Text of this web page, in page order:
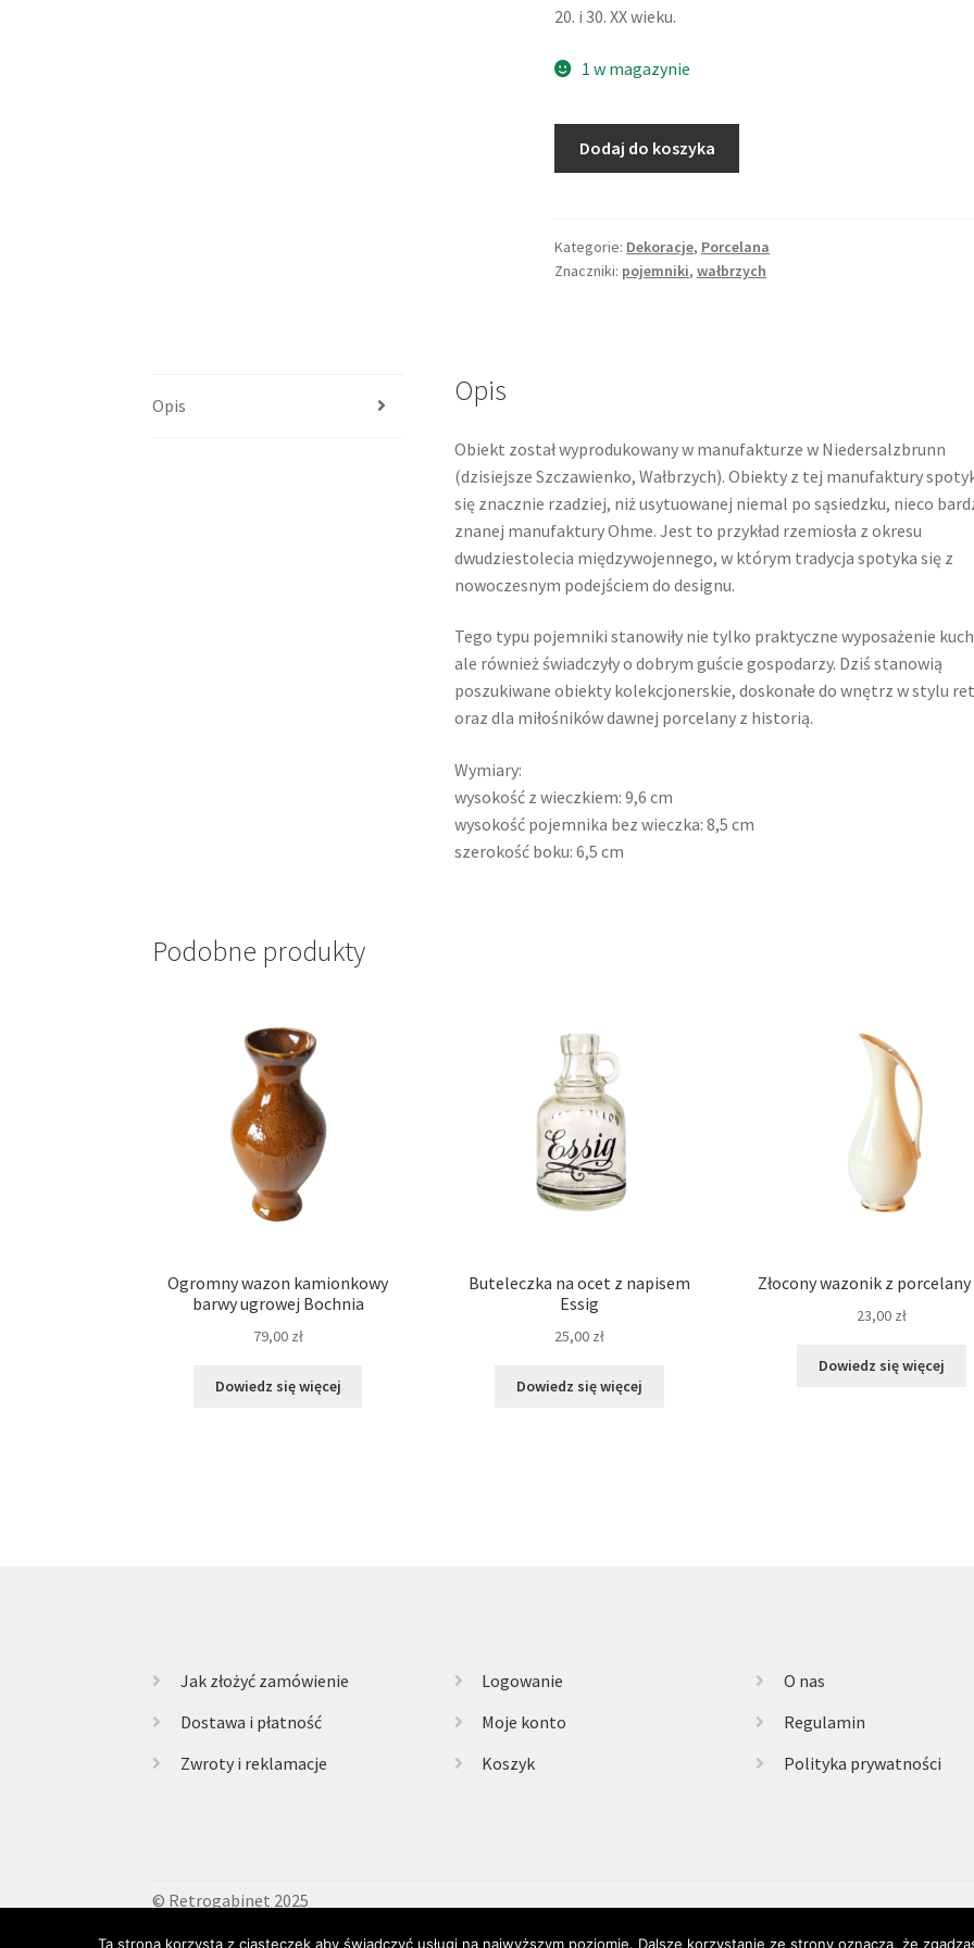
20. i 30. XX wieku.
1 w magazynie
Pojemnik
(kardamon),
porcelana,
Dodaj do koszyka
Kategorie: Dekoracje, Porcelana
Znaczniki: pojemniki,wałbrzych
Opis Opis
Obiekt został wyprodukowany w manufakturze w Niedersalzbrunn
(dzisiejsze Szczawienko, Wałbrzych). Obiekty z tej manufaktury
się znacznie rzadziej, niż usytuowanej niemal po sąsiedzku, nieco
znanej manufaktury Ohme. Jest to przykład rzemiosła z okresu
dwudziestolecia międzywojennego, w którym tradycja spotyka się z
nowoczesnym podejściem do designu.
Tego typu pojemniki stanowiły nie tylko praktyczne wyposażenie
ale również świadczyły o dobrym guście gospodarzy. Dziś stanowią
poszukiwane obiekty kolekcjonerskie, doskonałe do wnętrz w stylu
oraz dla miłośników dawnej porcelany z historią.
Wymiary:
wysokość z wieczkiem: 9,6 cm
wysokość pojemnika bez wieczka: 8,5 cm
szerokość boku: 6,5 cm
Podobne produkty
Ogromny wazon kamionkowy
barwy ugrowej Bochnia
79,00 zł
Dowiedz się więcej
Buteleczka na ocet z napisem
Essig
25,00 zł
Dowiedz się więcej
Złocony wazonik z porcelany
23,00 zł
Dowiedz się więcej
Jak złożyć zamówienie
Dostawa i płatność
Zwroty i reklamacje
Logowanie
Moje konto
Koszyk
O nas
Regulamin
Polityka prywatności
© Retrogabinet 2025
Ta strona korzysta z ciasteczek aby świadczyć usługi na najwyższym poziomie. Dalsze korzystanie ze strony oznacza, że